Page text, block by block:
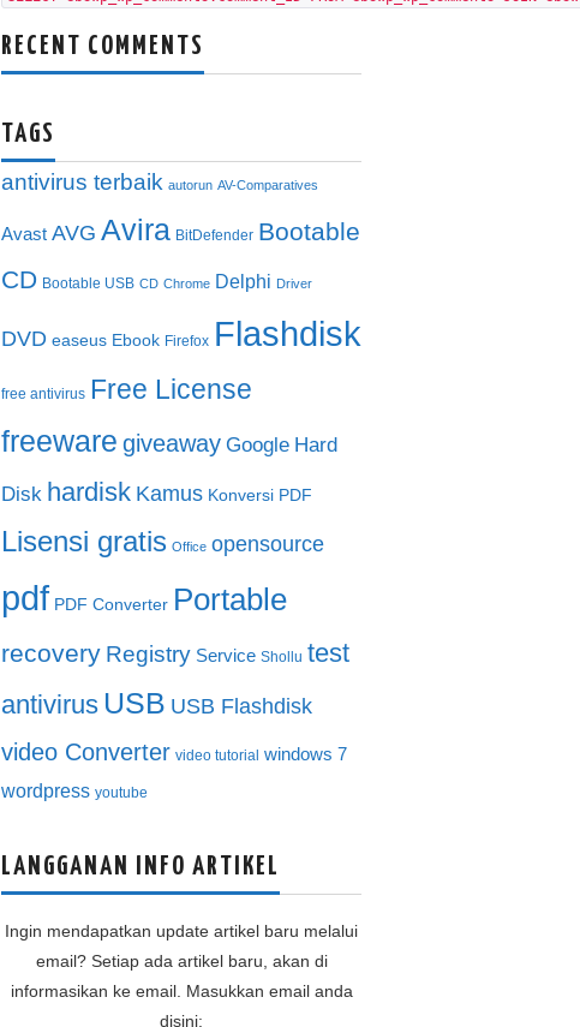
RECENT COMMENTS
TAGS
antivirus terbaik autorun AV-Comparatives
Avast AVG Avira BitDefender Bootable
CD Bootable USB CD Chrome Delphi Driver
DVD easeus Ebook Firefox Flashdisk
free antivirus Free License
freeware giveaway Google Hard
Disk hardisk Kamus Konversi PDF
Lisensi gratis Office opensource
pdf PDF Converter Portable
recovery Registry Service Shollu test
antivirus USB USB Flashdisk
video Converter video tutorial windows 7
wordpress youtube
LANGGANAN INFO ARTIKEL
Ingin mendapatkan update artikel baru melalui
email? Setiap ada artikel baru, akan di
informasikan ke email. Masukkan email anda
disini: